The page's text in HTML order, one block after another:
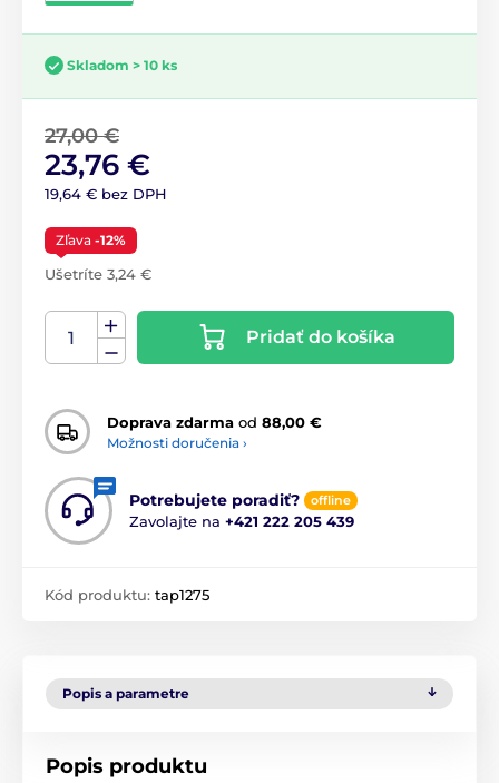
Skladom > 10 ks
27,00 €
23,76 €
19,64 € bez DPH
Zľava -12%
Ušetríte 3,24 €
Pridať do košíka
Doprava zdarma od 88,00 €
Možnosti doručenia ›
Potrebujete poradiť? offline
Zavolajte na +421 222 205 439
Kód produktu: tap1275
Popis a parametre
Popis produktu